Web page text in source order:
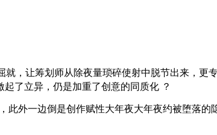
让筹划师从除夜量琐碎使射中脱节出来，更专注
立异，仍是加重了创意的同质化 ？
此外一边倒是创作赋性大年夜大年夜约被堕落的